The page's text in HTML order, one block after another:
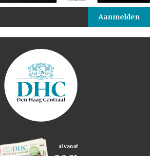
al vanaf